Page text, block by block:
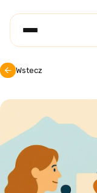
Wstecz